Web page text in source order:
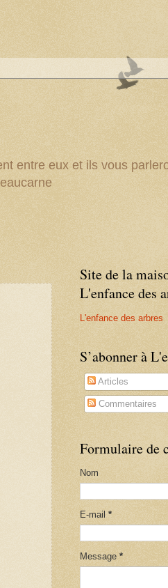
entre eux et ils vous
Site de la
L'enfance des
L'enfance des arbres
S’abonner à
Articles
Commentaires
Formulaire de
Nom
E-mail *
Message *